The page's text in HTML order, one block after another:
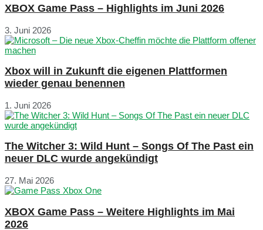
XBOX Game Pass – Highlights im Juni 2026
3. Juni 2026
Xbox will in Zukunft die eigenen Plattformen
wieder genau benennen
1. Juni 2026
The Witcher 3: Wild Hunt – Songs Of The Past ein
neuer DLC wurde angekündigt
27. Mai 2026
XBOX Game Pass – Weitere Highlights im Mai
2026